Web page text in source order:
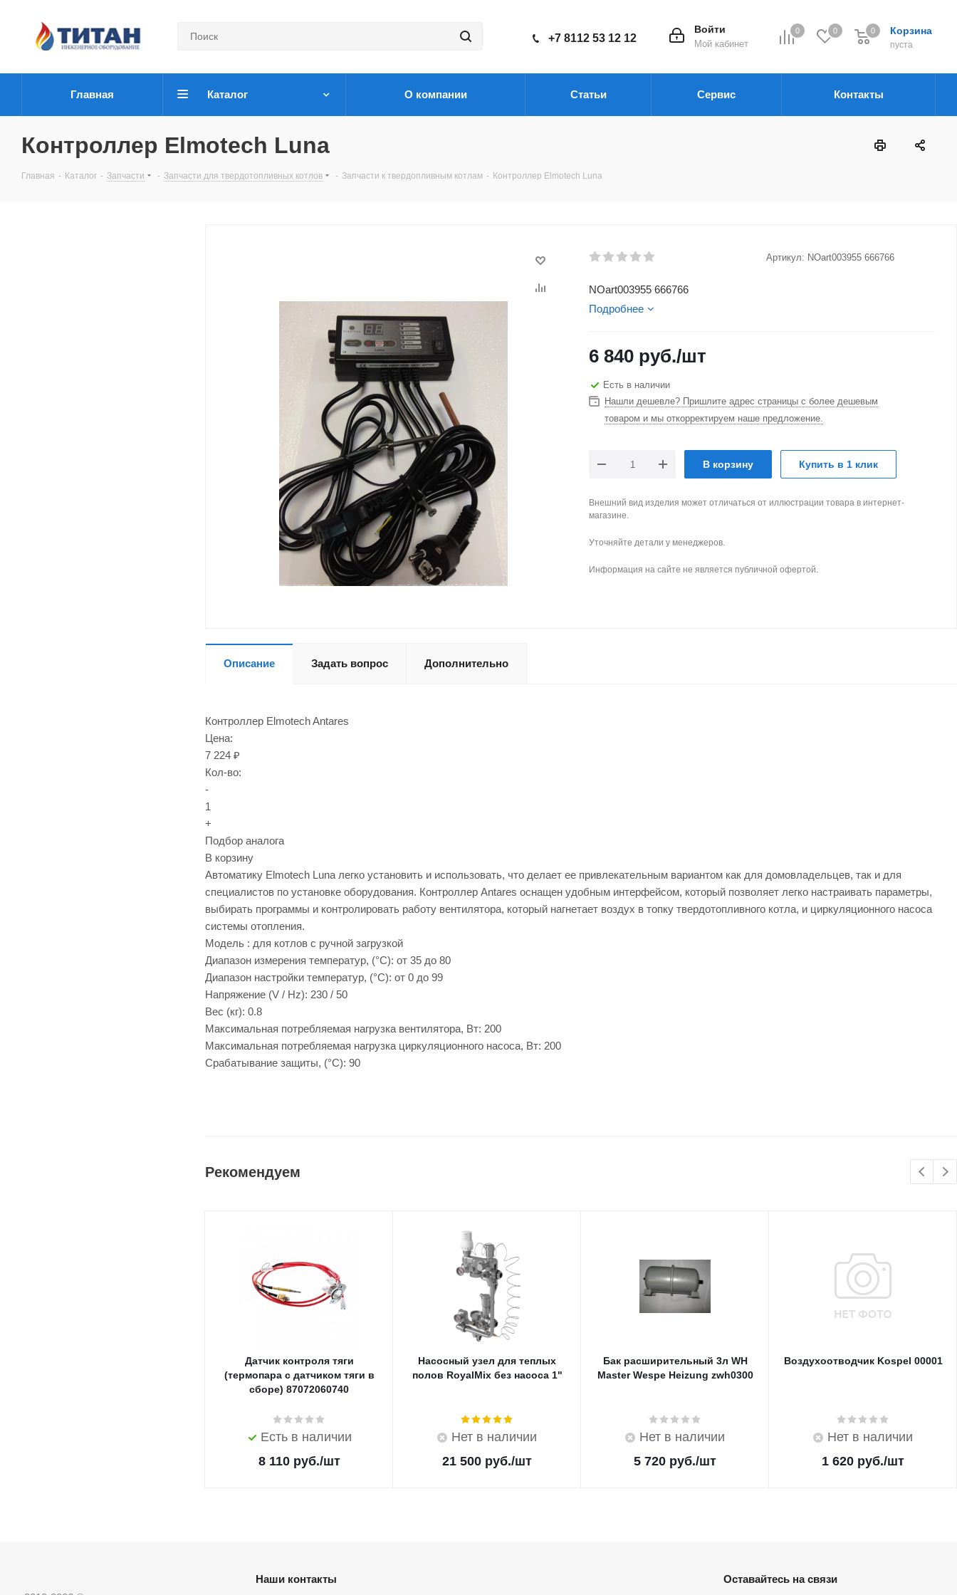
0 0 Корзина
пуста
0
Войти
Мой кабинет
+7 8112 53 12 12
Главная Каталог О компании Статьи Сервис Контакты
Контроллер Elmotech Luna
Главная - Каталог - Запчасти - Запчасти для твердотопливных котлов - Запчасти к твердопливным котлам - Контроллер Elmotech Luna
Артикул: NOart003955 666766
NOart003955 666766
Подробнее
6 840 руб./шт
Есть в наличии
Нашли дешевле? Пришлите адрес страницы с более дешевым
товаром и мы откорректируем наше предложение.
В корзину Купить в 1 клик
Внешний вид изделия может отличаться от иллюстрации товара в интернет-
магазине.
Уточняйте детали у менеджеров.
Информация на сайте не является публичной офертой.
Описание Задать вопрос Дополнительно
Контроллер Elmotech Antares
Цена:
7 224 ₽
Кол-во:
-
1
+
Подбор аналога
В корзину
Автоматику Elmotech Luna легко установить и использовать, что делает ее привлекательным вариантом как для домовладельцев, так и для
специалистов по установке оборудования. Контроллер Antares оснащен удобным интерфейсом, который позволяет легко настраивать параметры,
выбирать программы и контролировать работу вентилятора, который нагнетает воздух в топку твердотопливного котла, и циркуляционного насоса
системы отопления.
Модель : для котлов с ручной загрузкой
Диапазон измерения температур, (°C): от 35 до 80
Диапазон настройки температур, (°C): от 0 до 99
Напряжение (V / Hz): 230 / 50
Вес (кг): 0.8
Максимальная потребляемая нагрузка вентилятора, Вт: 200
Максимальная потребляемая нагрузка циркуляционного насоса, Вт: 200
Срабатывание защиты, (°C): 90
Рекомендуем
Датчик контроля тяги
(термопара с датчиком тяги в
сборе) 87072060740
Есть в наличии
8 110руб./шт
Насосный узел для теплых
полов RoyalMix без насоса 1"
Нет в наличии
21 500 руб./шт
Бак расширительный 3л WH
Master Wespe Heizung zwh0300
Нет в наличии
5 720 руб./шт
Воздухоотводчик Kospel 00001
Нет в наличии
1 620 руб./шт
Наши контакты Оставайтесь на связи